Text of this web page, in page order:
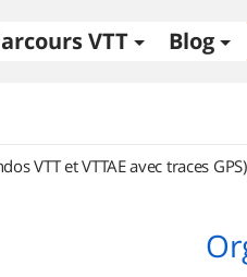
VTT Blog
VTT et VTTAE avec traces GPS)